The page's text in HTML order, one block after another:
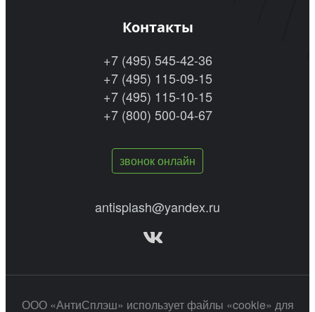
Контакты
+7 (495) 545-42-36
+7 (495) 115-09-15
+7 (495) 115-10-15
+7 (800) 500-04-67
звонок онлайн
antisplash@yandex.ru
ООО «АнтиСплэш» использует файлы «cookie» для